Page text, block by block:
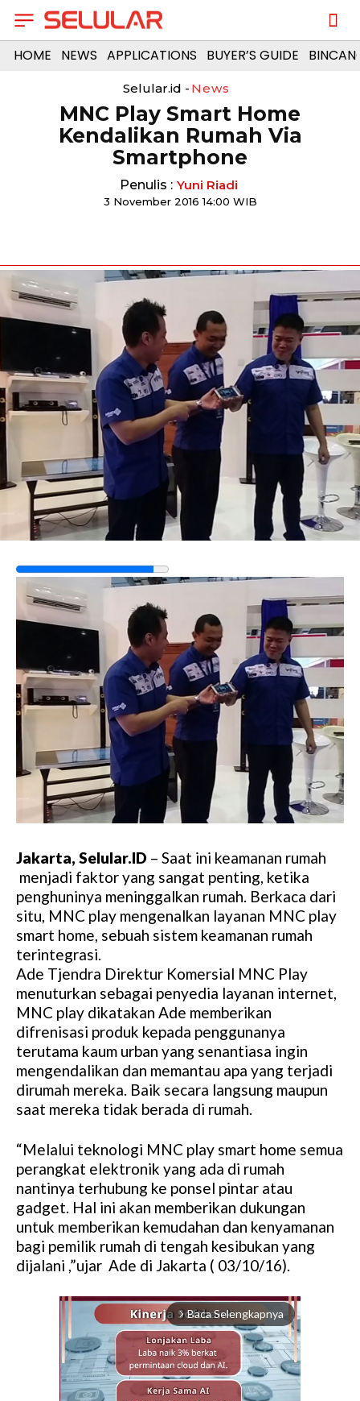
HOME NEWS APPLICATIONS BUYER’S GUIDE
Selular.id - News
​MNC Play Smart Home
Kendalikan Rumah Via
Smartphone
Penulis : Yuni Riadi
3 November 2016 14:00 WIB
Jakarta, Selular.ID – Saat ini keamanan rumah
menjadi faktor yang sangat penting, ketika
penghuninya meninggalkan rumah. Berkaca dari
situ, MNC play mengenalkan layanan MNC play
smart home, sebuah sistem keamanan rumah
terintegrasi.
Ade Tjendra Direktur Komersial MNC Play
menuturkan sebagai penyedia layanan internet,
MNC play dikatakan Ade memberikan
difrenisasi produk kepada penggunanya
terutama kaum urban yang senantiasa ingin
mengendalikan dan memantau apa yang terjadi
dirumah mereka. Baik secara langsung maupun
saat mereka tidak berada di rumah.
“Melalui teknologi MNC play smart home semua
perangkat elektronik yang ada di rumah
nantinya terhubung ke ponsel pintar atau
gadget. Hal ini akan memberikan dukungan
untuk memberikan kemudahan dan kenyamanan
bagi pemilik rumah di tengah kesibukan yang
dijalani ,”ujar Ade di Jakarta ( 03/10/16).
arrow_forward_ios Baca Selengkapnya